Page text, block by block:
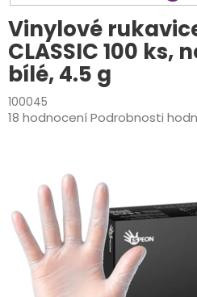
Vinylové
CLASSIC 100 ks,
bílé, 4.5 g
100045
Průměrné
5
hvězdiček.
18 hodnoceníPodrobnosti